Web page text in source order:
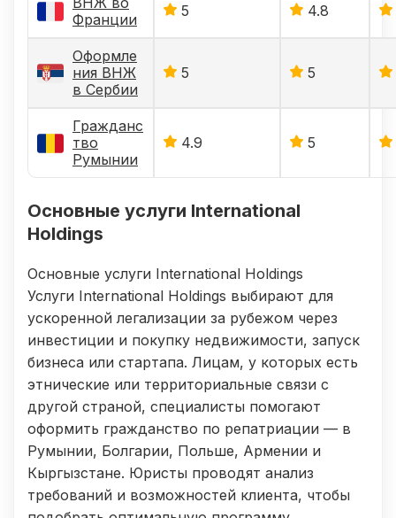
Франции
5 4.8
Оформле
ния ВНЖ
в Сербии
5 5
Гражданс
тво
Румынии
4.9 5
Основные услуги International
Holdings
Основные услуги International Holdings
Услуги International Holdings выбирают для
ускоренной легализации за рубежом через
инвестиции и покупку недвижимости, запуск
бизнеса или стартапа. Лицам, у которых есть
этнические или территориальные связи с
другой страной, специалисты помогают
оформить гражданство по репатриации — в
Румынии, Болгарии, Польше, Армении и
Кыргызстане. Юристы проводят анализ
требований и возможностей клиента, чтобы